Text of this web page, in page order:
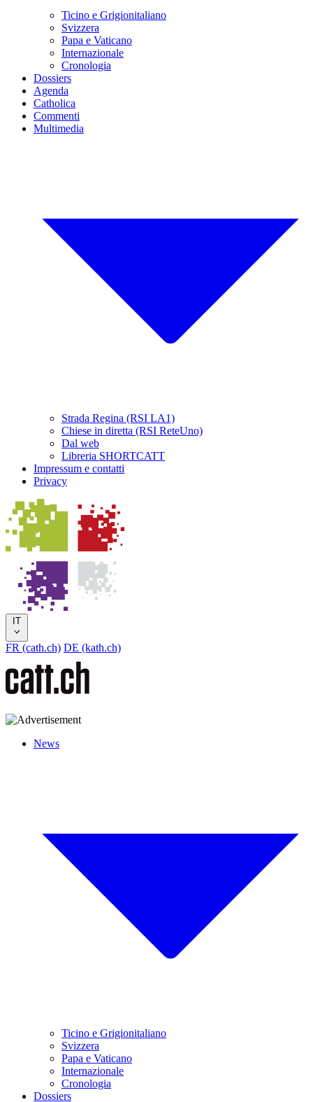
Ticino e Grigionitaliano
Svizzera
Papa e Vaticano
Internazionale
Cronologia
Dossiers
Agenda
Catholica
Commenti
Multimedia
Strada Regina (RSI LA1)
Chiese in diretta (RSI ReteUno)
Dal web
Libreria SHORTCATT
Impressum e contatti
Privacy
IT
FR (cath.ch) DE (kath.ch)
News
Ticino e Grigionitaliano
Svizzera
Papa e Vaticano
Internazionale
Cronologia
Dossiers